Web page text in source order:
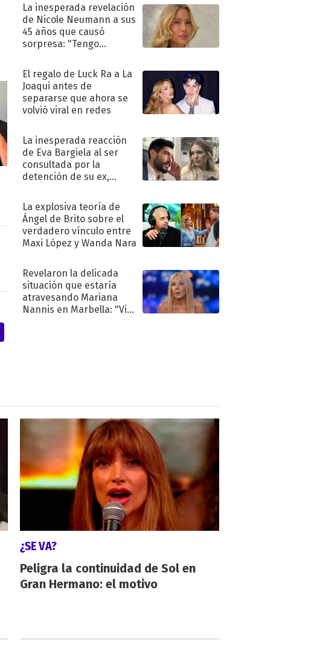
La inesperada revelación
de Nicole Neumann a sus
45 años que causó
sorpresa: "Tengo
El regalo de Luck Ra a La
Joaqui antes de
separarse que ahora se
volvió viral en redes
La inesperada reacción
de Eva Bargiela al ser
consultada por la
detención de su ex,
La explosiva teoría de
Ángel de Brito sobre el
verdadero vínculo entre
Maxi López y Wanda Nara
Revelaron la delicada
situación que estaría
atravesando Mariana
Nannis en Marbella: "Vive
¿SE VA?
Peligra la continuidad de Sol en
Gran Hermano: el motivo